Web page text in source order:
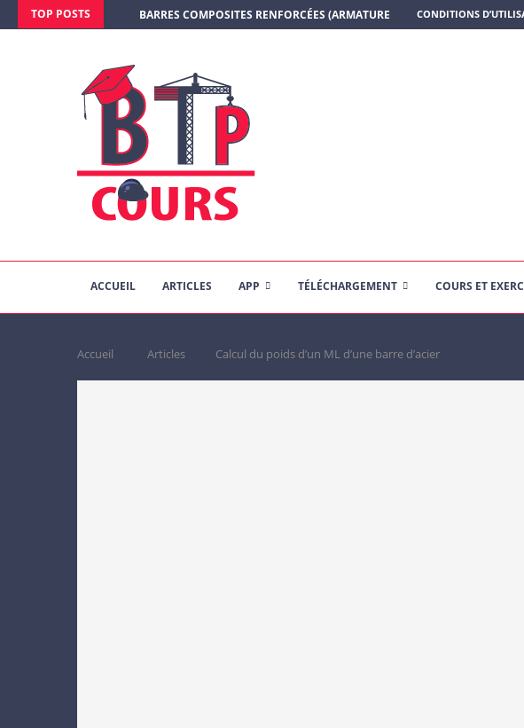
TOP POSTS BARRES COMPOSITES RENFORCÉES (ARMATURE EN PLASTIQUE)
CONDITIONS
ACCUEIL ARTICLES APP TÉLÉCHARGEMENT COURS ET
Accueil Articles Calcul du poids d’un ML d’une barre d’acier